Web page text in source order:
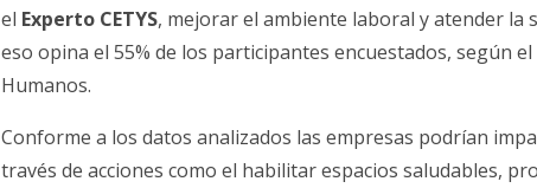
el Experto CETYS, mejorar el ambiente laboral y atender la
eso opina el 55% de los participantes encuestados, según
Humanos.
Conforme a los datos analizados las empresas podrían
través de acciones como el habilitar espacios saludables,